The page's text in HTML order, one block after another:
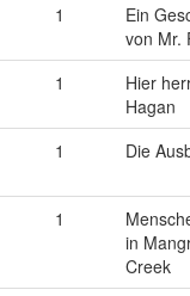
1
Ein
von Mr.
1
Hier
Hagan
1 Die
1
in
Creek